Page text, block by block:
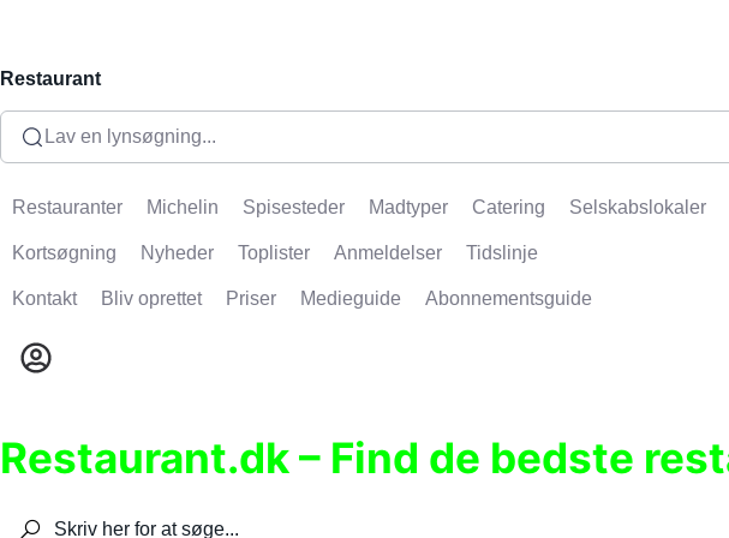
Restaurant
Lav en lynsøgning...
Restauranter Michelin Spisesteder Madtyper Catering Selskabslokaler
Kortsøgning Nyheder Toplister Anmeldelser Tidslinje
Kontakt Bliv oprettet Priser Medieguide Abonnementsguide
Restaurant.dk – Find de bedste